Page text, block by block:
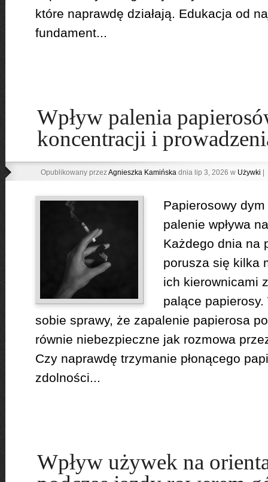
które naprawdę działają. Edukacja od
fundament...
Wpływ palenia
koncentracji i
Opublikowany przezAgnieszka Kamińskadnia lip 3, 2026 w Używki
Papierosowy
palenie wpływa
Każdego dnia na
porusza się kilka
ich kierownicami
palące
sobie sprawy, że zapalenie papierosa
równie niebezpieczne jak rozmowa
Czy naprawdę trzymanie płonącego
zdolności...
Wpływ używek na